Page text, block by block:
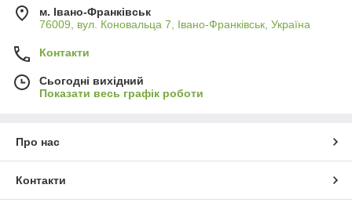
м. Івано-Франківськ
76009, вул. Коновальца 7, Івано-Франківськ, Україна
Контакти
Сьогодні вихідний
Показати весь графік роботи
Про нас
Контакти